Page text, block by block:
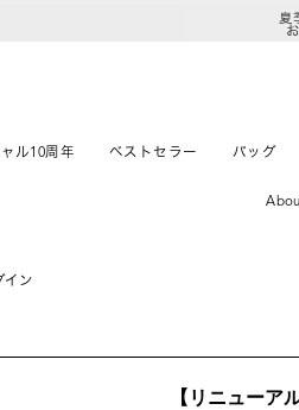
夏
ル10周年 ベストセラー バッグ
イン
【リニューア